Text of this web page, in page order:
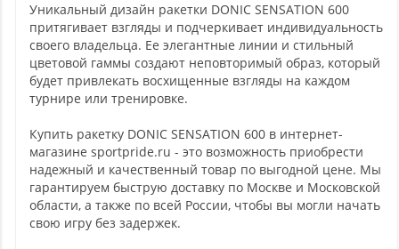
Уникальный дизайн ракетки DONIC SENSATION 600
притягивает взгляды и подчеркивает индивидуальность
своего владельца. Ее элегантные линии и стильный
цветовой гаммы создают неповторимый образ, который
будет привлекать восхищенные взгляды на каждом
турнире или тренировке.
Купить ракетку DONIC SENSATION 600 в интернет-
магазине sportpride.ru - это возможность приобрести
надежный и качественный товар по выгодной цене. Мы
гарантируем быструю доставку по Москве и Московской
области, а также по всей России, чтобы вы могли начать
свою игру без задержек.